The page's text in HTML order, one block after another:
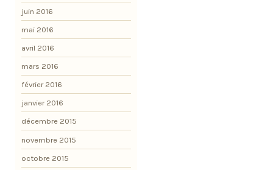
juin 2016
mai 2016
avril 2016
mars 2016
février 2016
janvier 2016
décembre 2015
novembre 2015
octobre 2015